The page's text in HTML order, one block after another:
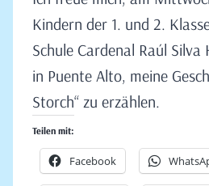
Kindern der 1. und 2.
Schule Cardenal Raúl Silva
in Puente Alto, meine
Storch“ zu erzählen.
Teilen mit:
Facebook